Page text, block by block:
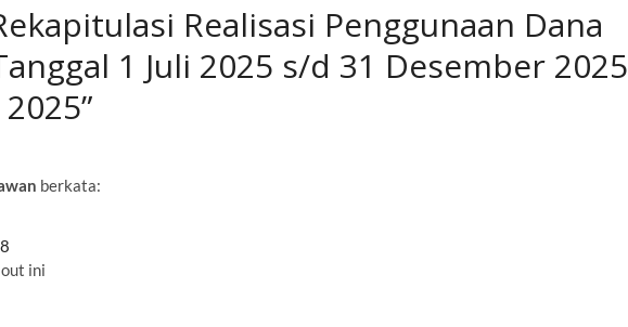
Realisasi Penggunaan Dana
1 Juli 2025 s/d 31 Desember 2025
berkata:
ini